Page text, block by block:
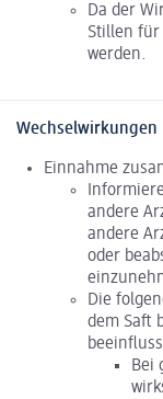
Da der
Stillen für
werden.
Wechselwirkungen
Einnahme
andere
andere
oder
Die
dem Saft
Bei